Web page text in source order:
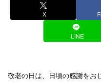
X
LINE
敬老の日は、日頃の感謝をお